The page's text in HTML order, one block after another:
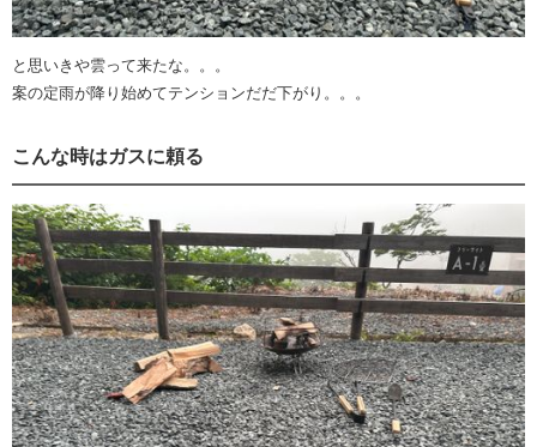
と思いきや雲って来たな。。。
案の定雨が降り始めてテンションだだ下がり。。。
こんな時はガスに頼る